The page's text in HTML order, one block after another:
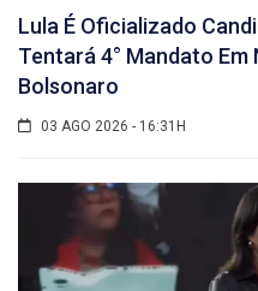
Lula É Oficializado
Tentará 4° Mandato Em
Bolsonaro
03 AGO 2026 - 16:31H